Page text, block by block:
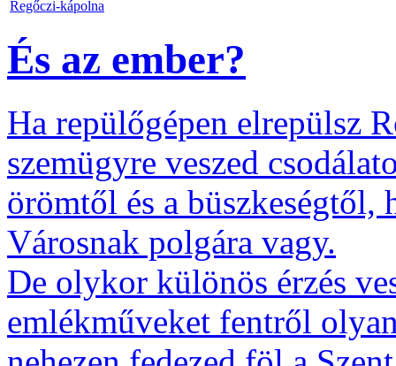
Regőczi-kápolna
És az ember?
Ha repülőgépen elrepülsz
szemügyre veszed
örömtől és a
Városnak polgára vagy.
De olykor különös érzés
emlékműveket fentről